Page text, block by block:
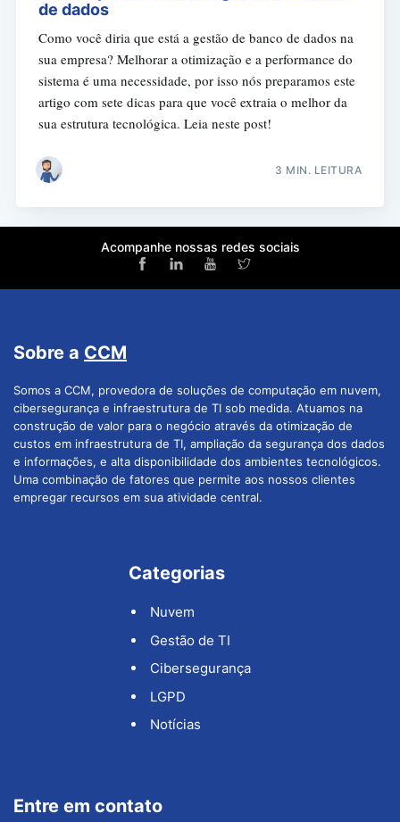
de dados
Como você diria que está a gestão de banco de dados na
sua empresa? Melhorar a otimização e a performance do
sistema é uma necessidade, por isso nós preparamos este
artigo com sete dicas para que você extraia o melhor da
sua estrutura tecnológica. Leia neste post!
3 MIN. LEITURA
Acompanhe nossas redes sociais
Sobre a CCM
Somos a CCM, provedora de soluções de computação em nuvem,
cibersegurança e infraestrutura de TI sob medida. Atuamos na
construção de valor para o negócio através da otimização de
custos em infraestrutura de TI, ampliação da segurança dos dados
e informações, e alta disponibilidade dos ambientes tecnológicos.
Uma combinação de fatores que permite aos nossos clientes
empregar recursos em sua atividade central.
Categorias
Nuvem
Gestão de TI
Cibersegurança
LGPD
Notícias
Entre em contato